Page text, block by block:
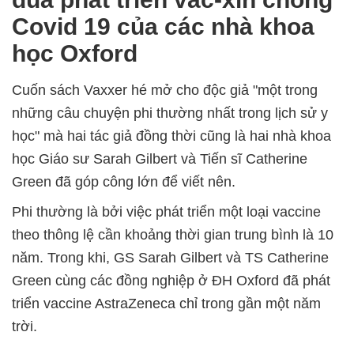
Covid 19 của các nhà khoa
học Oxford
Cuốn sách Vaxxer hé mở cho độc giả "một trong
những câu chuyện phi thường nhất trong lịch sử y
học" mà hai tác giả đồng thời cũng là hai nhà khoa
học Giáo sư Sarah Gilbert và Tiến sĩ Catherine
Green đã góp công lớn để viết nên.
Phi thường là bởi việc phát triển một loại vaccine
theo thông lệ cần khoảng thời gian trung bình là 10
năm. Trong khi, GS Sarah Gilbert và TS Catherine
Green cùng các đồng nghiệp ở ĐH Oxford đã phát
triển vaccine AstraZeneca chỉ trong gần một năm
trời.